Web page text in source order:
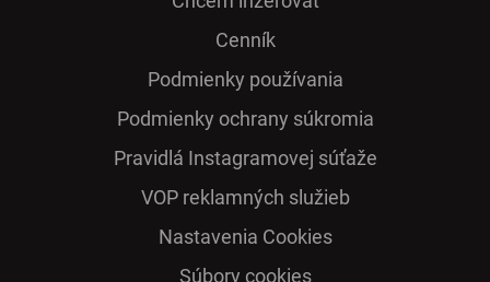
Cenník
Podmienky používania
Podmienky ochrany súkromia
Pra­vidlá Ins­ta­gra­mo­vej sú­ťaže
VOP reklamných služieb
Nastavenia Cookies
Súbory cookies